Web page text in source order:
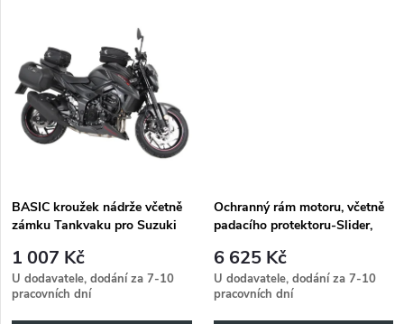
ů
t
ů
BASIC kroužek nádrže včetně
zámku Tankvaku pro Suzuki
1 007 Kč
U dodavatele, dodání za 7-10
pracovních dní
Ochranný rám motoru, včetně
padacího protektoru-Slider,
(2017-)
6 625 Kč
U dodavatele, dodání za 7-10
pracovních dní